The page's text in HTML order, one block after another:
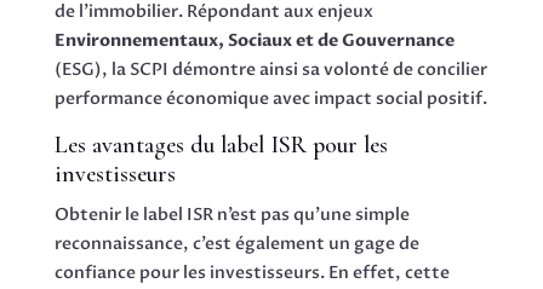
de l’immobilier. Répondant aux enjeux
Environnementaux, Sociaux et de Gouvernance
(ESG), la SCPI démontre ainsi sa volonté de concilier
performance économique avec impact social positif.
Les avantages du label ISR pour les
investisseurs
Obtenir le label ISR n’est pas qu’une simple
reconnaissance, c’est également un gage de
confiance pour les investisseurs. En effet, cette